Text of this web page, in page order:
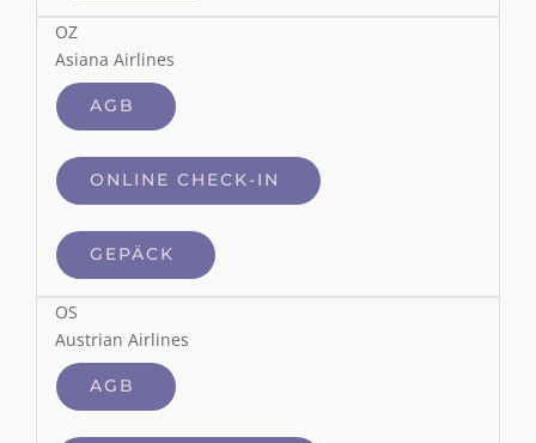
OZ
Asiana Airlines
AGB
ONLINE CHECK-IN
GEPÄCK
OS
Austrian Airlines
AGB